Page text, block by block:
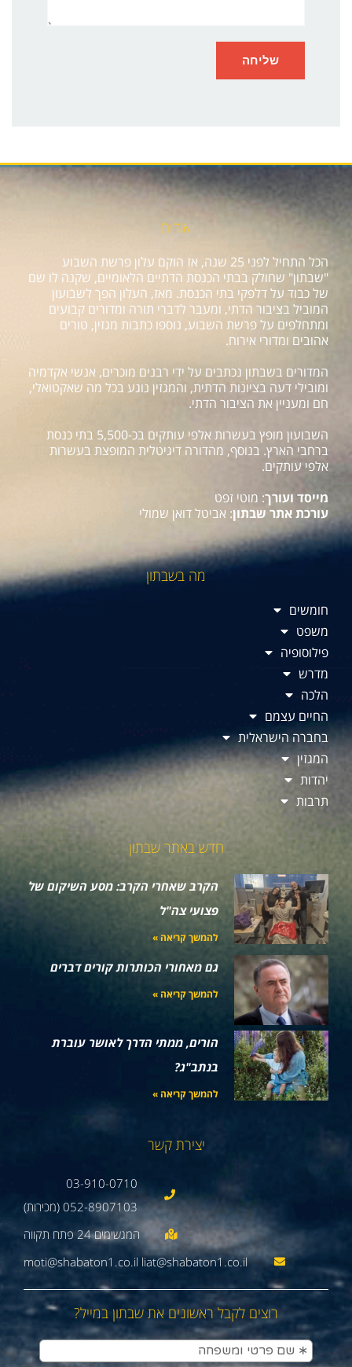
אודות
הכל התחיל לפני 25 שנה, אז הוקם עלון פרשת השבוע
"שבתון" שחולק בבתי הכנסת הדתיים הלאומיים, שקנה לו שם
של כבוד על דלפקי בתי הכנסת. מאז, העלון הפך לשבועון
המוביל בציבור הדתי, ומעבר לדברי תורה ומדורים קבועים
ומתחלפים על פרשת השבוע, נוספו כתבות מגזין, טורים
אהובים ומדורי אירוח.
המדורים בשבתון נכתבים על ידי רבנים מוכרים, אנשי אקדמיה
ומובילי דעה בציונות הדתית, והמגזין נוגע בכל מה שאקטואלי,
חם ומעניין את הציבור הדתי.
השבועון מופץ בעשרות אלפי עותקים בכ-5,500 בתי כנסת
ברחבי הארץ. בנוסף, מהדורה דיגיטלית המופצת בעשרות
אלפי עותקים.
מייסד ועורך: מוטי זפט
עורכת אתר שבתון: אביטל דואן שמולי
מה בשבתון
חומשים
משפט
פילוסופיה
מדרש
הלכה
החיים עצמם
בחברה הישראלית
המגזין
יהדות
תרבות
חדש באתר שבתון
הקרב שאחרי הקרב: מסע השיקום של
פצועי צה"ל
להמשך קריאה »
גם מאחורי הכותרות קורים דברים
להמשך קריאה »
הורים, ממתי הדרך לאושר עוברת
בנתב"ג?
להמשך קריאה »
יצירת קשר
03-910-0710
052-8907103 (מכירות)
moti@shabaton1.co.il liat@shabaton1.co.il
רוצים לקבל ראשונים את שבתון במייל?